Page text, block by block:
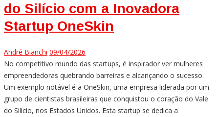
do Silício com a Inovadora
Startup OneSkin
André Bianchi 09/04/2026
No competitivo mundo das startups, é inspirador ver mulheres
empreendedoras quebrando barreiras e alcançando o sucesso.
Um exemplo notável é a OneSkin, uma empresa liderada por um
grupo de cientistas brasileiras que conquistou o coração do Vale
do Silício, nos Estados Unidos. Esta startup se dedica a